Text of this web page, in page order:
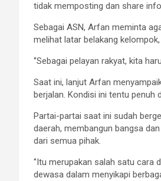
tidak memposting dan share
Sebagai ASN, Arfan meminta
melihat latar belakang
‘’Sebagai pelayan rakyat, kita
Saat ini, lanjut Arfan
berjalan. Kondisi ini tentu penuh
Partai-partai saat ini sudah
daerah, membangun bangsa
dari semua pihak.
‘’Itu merupakan salah satu
dewasa dalam menyikapi